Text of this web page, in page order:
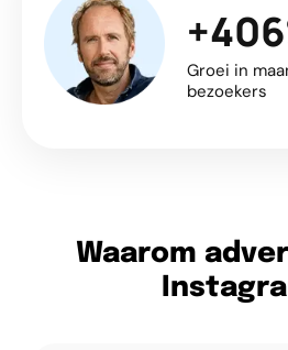
Groei in
bezoekers
Waarom